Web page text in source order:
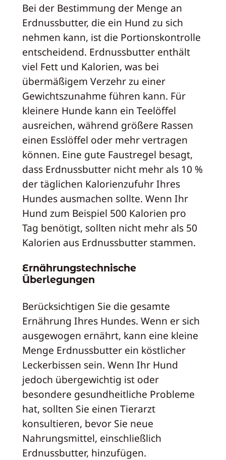
Bei der Bestimmung der Menge an
Erdnussbutter, die ein Hund zu sich
nehmen kann, ist die Portionskontrolle
entscheidend. Erdnussbutter enthält
viel Fett und Kalorien, was bei
übermäßigem Verzehr zu einer
Gewichtszunahme führen kann. Für
kleinere Hunde kann ein Teelöffel
ausreichen, während größere Rassen
einen Esslöffel oder mehr vertragen
können. Eine gute Faustregel besagt,
dass Erdnussbutter nicht mehr als 10 %
der täglichen Kalorienzufuhr Ihres
Hundes ausmachen sollte. Wenn Ihr
Hund zum Beispiel 500 Kalorien pro
Tag benötigt, sollten nicht mehr als 50
Kalorien aus Erdnussbutter stammen.
Ernährungstechnische
Überlegungen
Berücksichtigen Sie die gesamte
Ernährung Ihres Hundes. Wenn er sich
ausgewogen ernährt, kann eine kleine
Menge Erdnussbutter ein köstlicher
Leckerbissen sein. Wenn Ihr Hund
jedoch übergewichtig ist oder
besondere gesundheitliche Probleme
hat, sollten Sie einen Tierarzt
konsultieren, bevor Sie neue
Nahrungsmittel, einschließlich
Erdnussbutter, hinzufügen.